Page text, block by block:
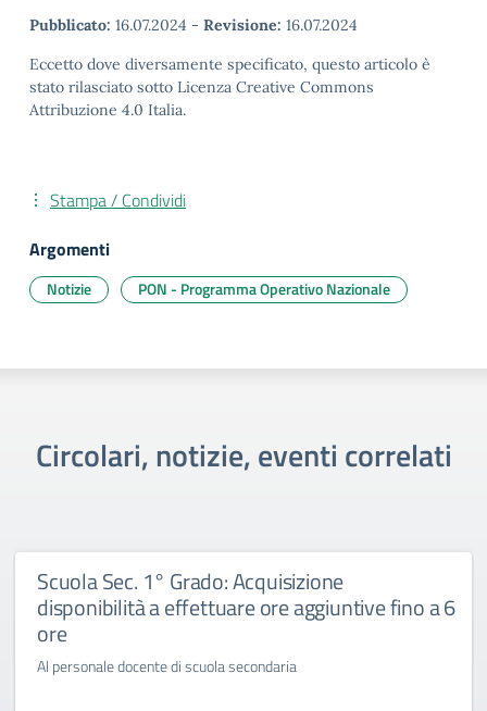
Pubblicato: 16.07.2024 - Revisione: 16.07.2024
Eccetto dove diversamente specificato, questo articolo è
stato rilasciato sotto Licenza Creative Commons
Attribuzione 4.0 Italia.
Stampa / Condividi
Argomenti
Notizie PON - Programma Operativo Nazionale
Circolari, notizie, eventi correlati
Scuola Sec. 1° Grado: Acquisizione
disponibilità a effettuare ore aggiuntive fino a 6
ore
Al personale docente di scuola secondaria